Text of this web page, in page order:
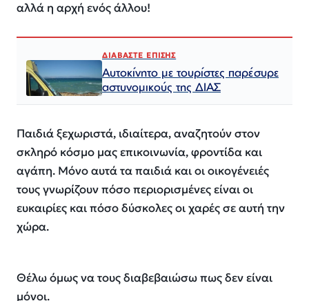
αλλά η αρχή ενός άλλου!
ΔΙΑΒΑΣΤΕ ΕΠΙΣΗΣ
Αυτοκίνητο με τουρίστες παρέσυρε
αστυνομικούς της ΔΙΑΣ
Παιδιά ξεχωριστά, ιδιαίτερα, αναζητούν στον
σκληρό κόσμο μας επικοινωνία, φροντίδα και
αγάπη. Μόνο αυτά τα παιδιά και οι οικογένειές
τους γνωρίζουν πόσο περιορισμένες είναι οι
ευκαιρίες και πόσο δύσκολες οι χαρές σε αυτή την
χώρα.
Θέλω όμως να τους διαβεβαιώσω πως δεν είναι
μόνοι.